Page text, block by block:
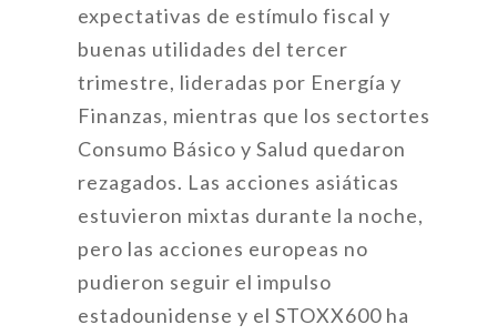
expectativas de estímulo fiscal y
buenas utilidades del tercer
trimestre, lideradas por Energía y
Finanzas, mientras que los sectortes
Consumo Básico y Salud quedaron
rezagados. Las acciones asiáticas
estuvieron mixtas durante la noche,
pero las acciones europeas no
pudieron seguir el impulso
estadounidense y el STOXX600 ha